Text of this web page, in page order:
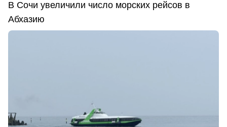
В Сочи увеличили число морских рейсов в
Абхазию